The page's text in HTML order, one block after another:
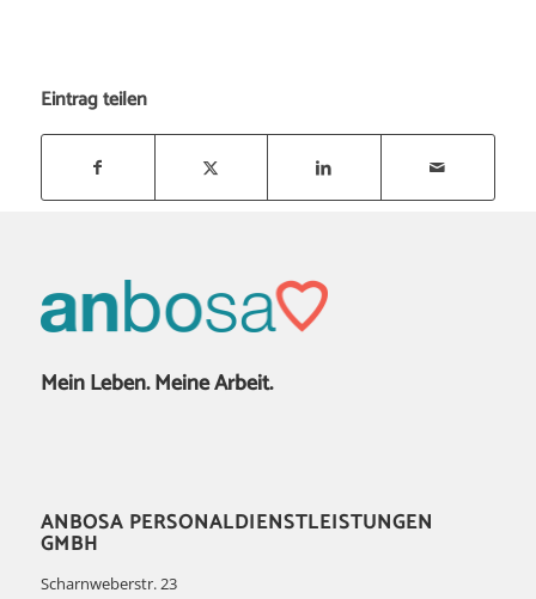
Eintrag teilen
Mein Leben. Meine Arbeit.
ANBOSA PER­­­SO­­NAL­­DIENST­­LEIS­­TUNG­­EN
GMBH
Scharnweberstr. 23